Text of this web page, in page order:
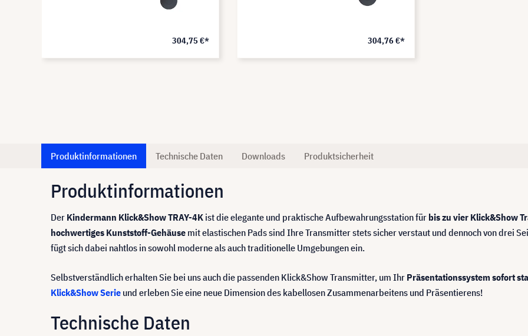
304,75 €* 304,76 €*
Produktinformationen Technische Daten Downloads Produktsicherheit
Produktinformationen
Der Kindermann Klick&Show TRAY-4K ist die elegante und praktische Aufbewahrungsstation für bis zu vier Klick&Show
hochwertiges Kunststoff-Gehäuse mit elastischen Pads sind Ihre Transmitter stets sicher verstaut und dennoch von drei
fügt sich dabei nahtlos in sowohl moderne als auch traditionelle Umgebungen ein.
Selbstverständlich erhalten Sie bei uns auch die passenden Klick&Show Transmitter, um Ihr Präsentationssystem sofort
Klick&Show Serie und erleben Sie eine neue Dimension des kabellosen Zusammenarbeitens und Präsentierens!
Technische Daten